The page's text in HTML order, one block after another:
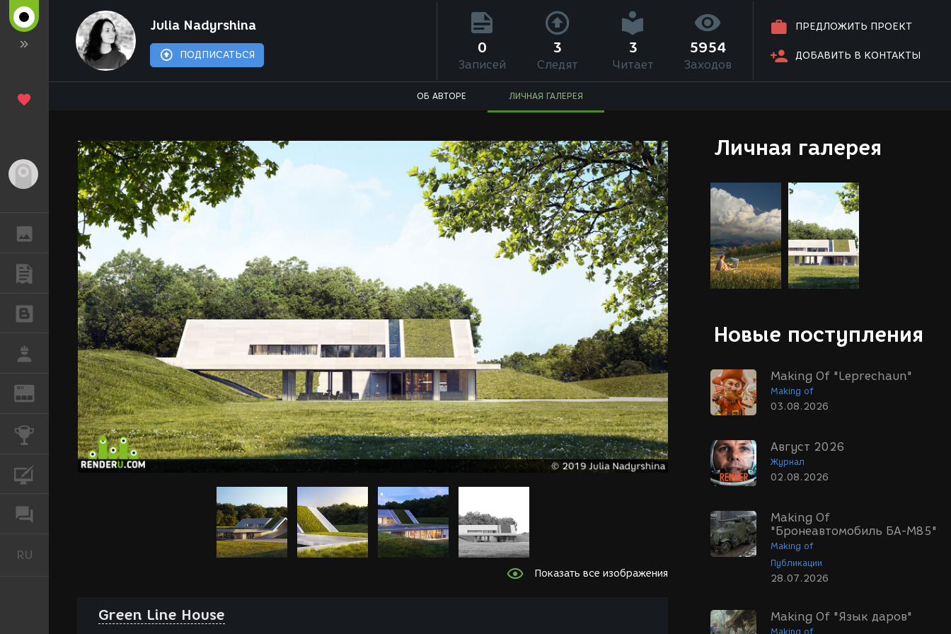
ГАЛЕРЕЯ
ПУБЛИКАЦИИ
БЛОГИ
РАБОТА
REN ЖУРНАЛ
КОНКУРСЫ
RU
Julia Nadyrshina
ПОДПИСАТЬСЯ
ПРЕДЛОЖИТЬ ПРОЕКТ
ДОБАВИТЬ В КОНТАКТЫ
0
Записей
3
Следят
3
Читает
5954
Заходов
ОБ АВТОРЕ ЛИЧНАЯ ГАЛЕРЕЯ
Личная галерея
Новые поступления
Making Of "Leprechaun"
Making of
03.08.2026
Август 2026
Журнал
02.08.2026
Making Of
"Бронеавтомобиль БА-М85"
Making of
Публикации
28.07.2026
Making Of "Язык даров"
Making of
Показать все изображения
Green Line House